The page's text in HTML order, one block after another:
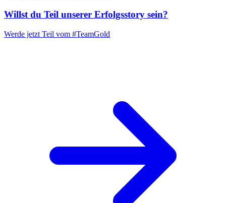
Willst du Teil unserer Erfolgsstory sein?
Werde jetzt Teil vom #TeamGold